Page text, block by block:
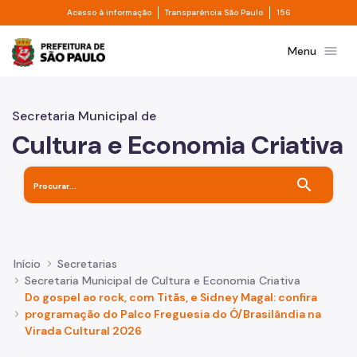
Pular para o Conteúdo principal
Acesso à informação Divisor de acesso à informação
Transparência São Paulo Divisor de
156
Prefeitura de São PauloMenu menu
Secretaria Municipal de
Cultura e Economia Criativa
search
Início
Secretarias
Secretaria Municipal de Cultura e Economia Criativa
Do gospel ao rock, com Titãs, e Sidney Magal: confira
programação do Palco Freguesia do Ó/Brasilândia na
Virada Cultural 2026